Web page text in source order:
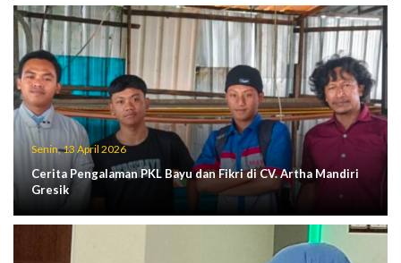
Senin, 13 April 2026
Cerita Pengalaman PKL Bayu dan Fikri di CV. Artha Mandiri
Gresik